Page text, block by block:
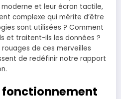
et leur écran tactile,
complexe qui mérite d’être
sont utilisées ? Comment
et traitent-ils les données ?
de ces merveilles
de redéfinir notre rapport
fonctionnement